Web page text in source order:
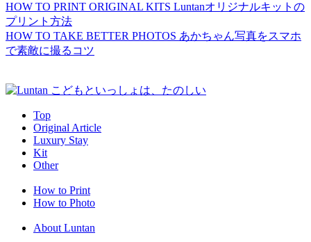
HOW TO PRINT ORIGINAL KITS Luntanオリジナルキットの
プリント方法
HOW TO TAKE BETTER PHOTOS あかちゃん写真をスマホ
で素敵に撮るコツ
Top
Original Article
Luxury Stay
Kit
Other
How to Print
How to Photo
About Luntan